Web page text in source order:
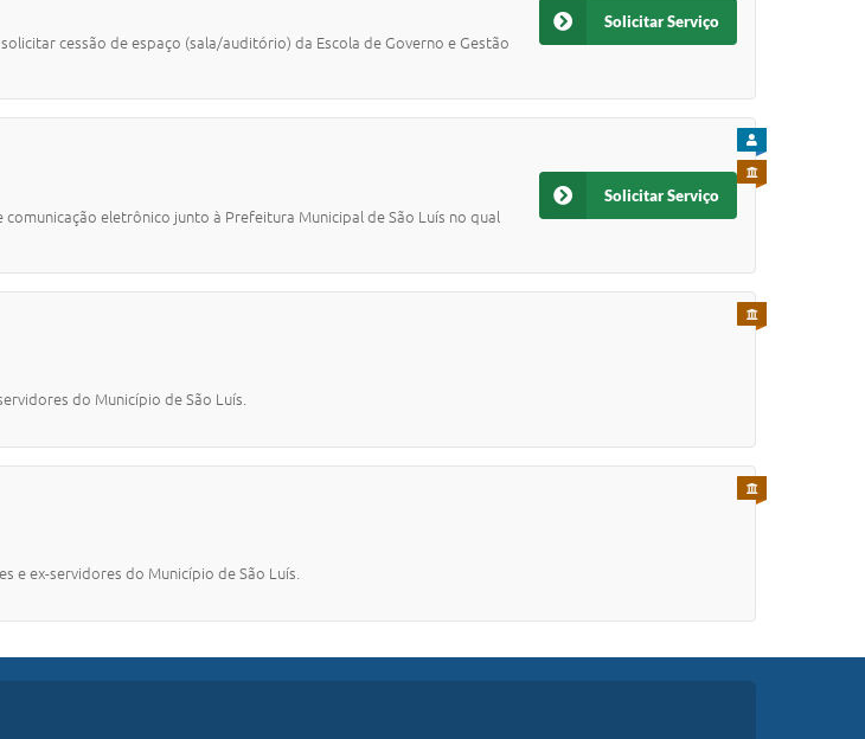
cessão de espaço (sala/auditório) da Escola de Governo e Gestão
Solicitar Serviço
eletrônico junto à Prefeitura Municipal de São Luís no qual
PARA CIDADÃO
PARA SERVIDOR
Solicitar Serviço
do Município de São Luís.
PARA SERVIDOR
e ex-servidores do Município de São Luís.
PARA SERVIDOR